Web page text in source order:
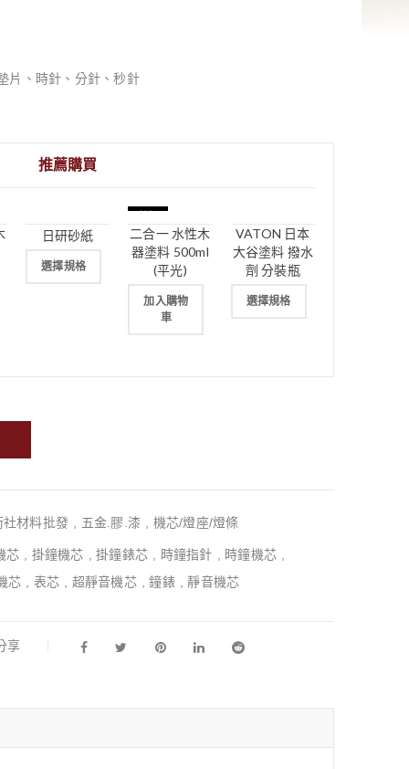
、時針、分針、秒針
推薦購買
日研砂紙
選擇規格
二合一 水性木
器塗料 500ml
(平光)
加入購物
車
VATON 日本
大谷塗料 撥水
劑 分裝瓶
選擇規格
社材料批發 五金.膠.漆 機芯/燈座/燈條
芯 掛鐘機芯 ,掛鐘錶芯 時鐘指針 時鐘機芯
芯
表芯 超靜音機芯 ,鐘錶 ,靜音機芯
享